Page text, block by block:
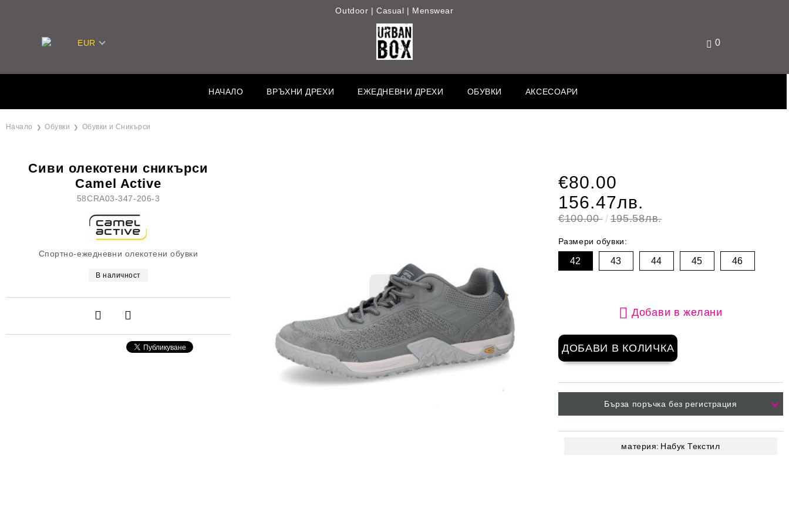
Outdoor | Casual | Menswear
EUR 0
НАЧАЛО ВРЪХНИ ДРЕХИ ЕЖЕДНЕВНИ ДРЕХИ ОБУВКИ АКСЕСОАРИ
Начало Обувки Обувки и Сникърси
Сиви олекотени сникърси
Camel Active
58CRA03-347-206-3
Спортно-ежедневни олекотени обувки
В наличност
€80.00
156.47лв.
€100.00 195.58лв.
Размери обувки:
42 43 44 45 46
Добави в желани
Бърза поръчка без регистрация
материя: Набук Текстил